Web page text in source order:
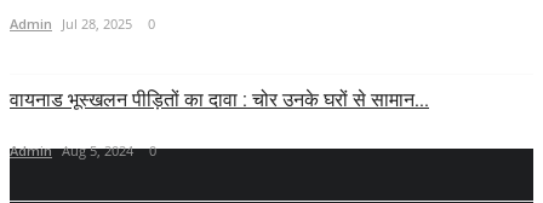
Admin Jul 28, 2025 0
वायनाड भूस्खलन पीड़ितों का दावा : चोर उनके घरों से सामान...
Admin Aug 5, 2024 0